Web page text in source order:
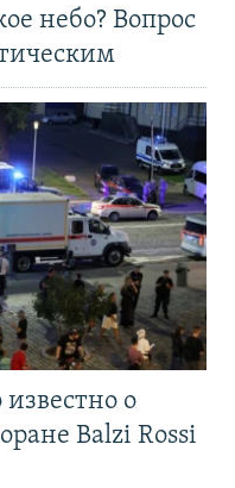
небо? Вопрос
о
Balzi Rossi